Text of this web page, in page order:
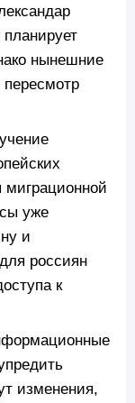
нынешние
миграционной
уже
и
россиян
к
изменения,